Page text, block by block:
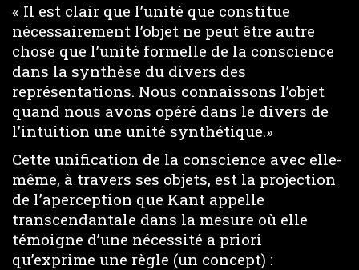
« Il est clair que l’unité que constitue
nécessairement l’objet ne peut être autre
chose que l’unité formelle de la conscience
dans la synthèse du divers des
représentations. Nous connaissons l’objet
quand nous avons opéré dans le divers de
l’intuition une unité synthétique.»
Cette unification de la conscience avec elle-
même, à travers ses objets, est la projection
de l’aperception que Kant appelle
transcendantale dans la mesure où elle
témoigne d’une nécessité a priori
qu’exprime une règle (un concept) :